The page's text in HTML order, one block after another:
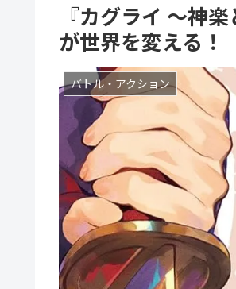
『カグライ 〜神
が世界を変える！
バトル・アクション